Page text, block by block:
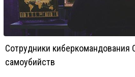
Сотрудники
самоубийств